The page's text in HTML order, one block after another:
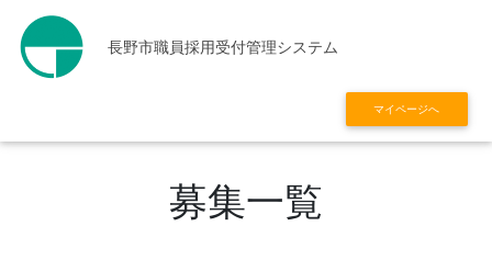
長野市職員採用受付管理システム
マイページへ
募集一覧